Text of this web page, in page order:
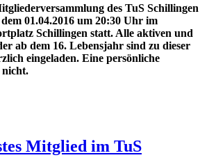
des TuS Schillingen
01.04.2016 um 20:30 Uhr im
Schillingen statt. Alle aktiven und
ab dem 16. Lebensjahr sind zu dieser
eingeladen. Eine persönliche
nicht.
Mitglied im TuS